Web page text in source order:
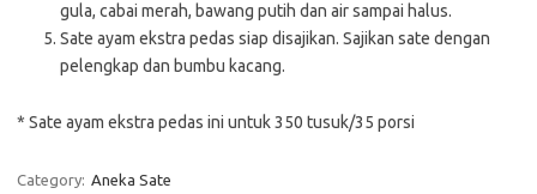
gula, cabai merah, bawang putih dan air sampai halus.
Sate ayam ekstra pedas siap disajikan. Sajikan sate dengan
pelengkap dan bumbu kacang.
* Sate ayam ekstra pedas ini untuk 350 tusuk/35 porsi
Category: Aneka Sate